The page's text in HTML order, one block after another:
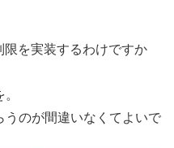
を実装するわけですか
のが間違いなくてよいで